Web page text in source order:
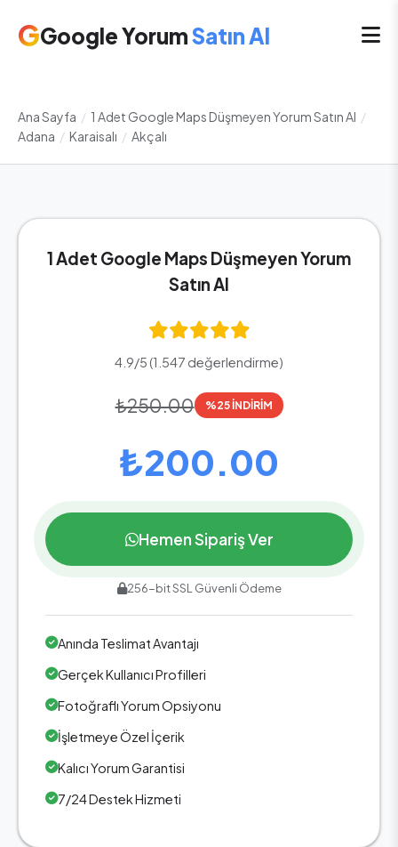
GGoogle YorumSatın Al
Ana Sayfa / 1 Adet Google Maps Düşmeyen Yorum Satın Al /
Adana / Karaisalı / Akçalı
1 Adet Google Maps Düşmeyen Yorum
Satın Al
4.9/5 (1.547 değerlendirme)
₺250.00 %25 İNDİRİM
₺200.00
Hemen Sipariş Ver
256-bit SSL Güvenli Ödeme
Anında Teslimat Avantajı
Gerçek Kullanıcı Profilleri
Fotoğraflı Yorum Opsiyonu
İşletmeye Özel İçerik
Kalıcı Yorum Garantisi
7/24 Destek Hizmeti